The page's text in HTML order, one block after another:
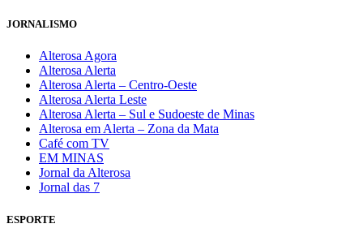
JORNALISMO
Alterosa Agora
Alterosa Alerta
Alterosa Alerta – Centro-Oeste
Alterosa Alerta Leste
Alterosa Alerta – Sul e Sudoeste de Minas
Alterosa em Alerta – Zona da Mata
Café com TV
EM MINAS
Jornal da Alterosa
Jornal das 7
ESPORTE